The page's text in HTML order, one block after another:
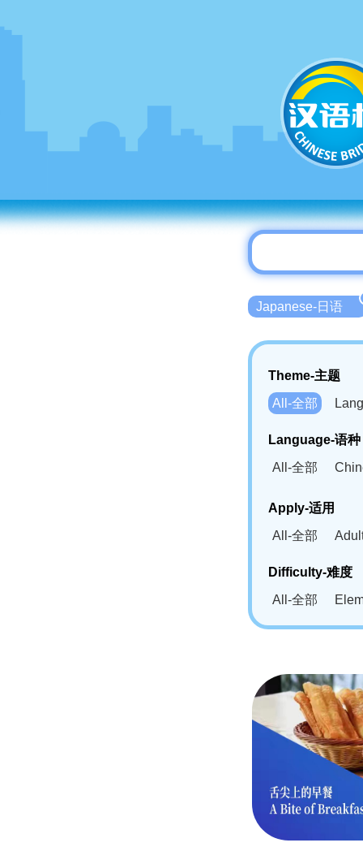
Japanese-日语
Theme-主题
All-全部
Language-语种
All-全部
Bahasa
Swahili(SW)-
Apply-适用
All-全部
Difficulty-难度
All-全部